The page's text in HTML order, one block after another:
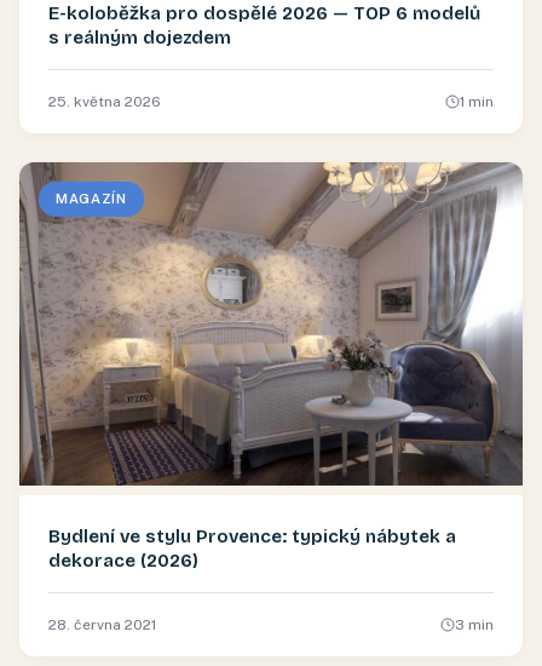
E-koloběžka pro dospělé 2026 — TOP 6 modelů
s reálným dojezdem
25. května 2026 1 min
MAGAZÍN
Bydlení ve stylu Provence: typický nábytek a
dekorace (2026)
28. června 2021 3 min